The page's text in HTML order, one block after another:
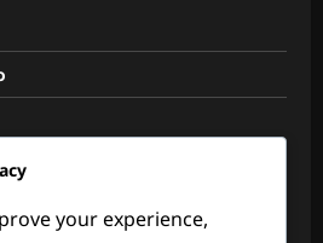
datosyour experience,